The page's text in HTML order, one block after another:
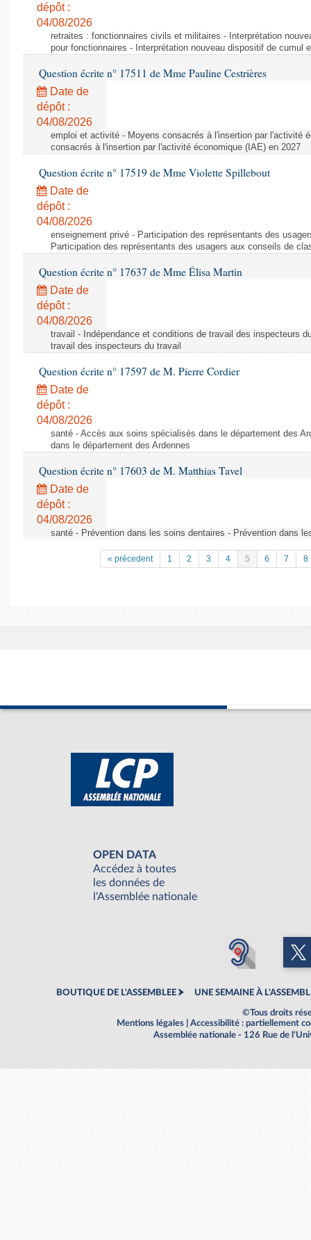
dépôt :
04/08/2026
retraites : fonctionnaires civils et militaires - Interprétation
pour fonctionnaires - Interprétation nouveau dispositif de cumul
Question écrite n° 17511 de Mme Pauline Cestrières
Date de
dépôt :
04/08/2026
emploi et activité - Moyens consacrés à l'insertion par l'activité
consacrés à l'insertion par l'activité économique (IAE) en 2027
Question écrite n° 17519 de Mme Violette Spillebout
Date de
dépôt :
04/08/2026
enseignement privé - Participation des représentants des
Participation des représentants des usagers aux conseils de
Question écrite n° 17637 de Mme Élisa Martin
Date de
dépôt :
04/08/2026
travail - Indépendance et conditions de travail des inspecteurs
travail des inspecteurs du travail
Question écrite n° 17597 de M. Pierre Cordier
Date de
dépôt :
04/08/2026
santé - Accès aux soins spécialisés dans le département des
dans le département des Ardennes
Question écrite n° 17603 de M. Matthias Tavel
Date de
dépôt :
04/08/2026
santé - Prévention dans les soins dentaires - Prévention dans
« précedent 1 2 3 4 5 6 7 8
OPEN DATA
Accédez à toutes
les données de
l'Assemblée nationale
BOUTIQUE DE L'ASSEMBLEE UNE SEMAINE À
©Tous droits
Mentions légales
Accessibilité : partiellement
Assemblée nationale - 126 Rue de